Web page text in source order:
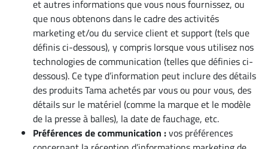
et autres informations que vous nous fournissez, ou
que nous obtenons dans le cadre des activités
marketing et/ou du service client et support (tels que
définis ci-dessous), y compris lorsque vous utilisez nos
technologies de communication (telles que définies ci-
dessous). Ce type d’information peut inclure des détails
des produits Tama achetés par vous ou pour vous, des
détails sur le matériel (comme la marque et le modèle
de la presse à balles), la date de fauchage, etc.
Préférences de communication :vos préférences